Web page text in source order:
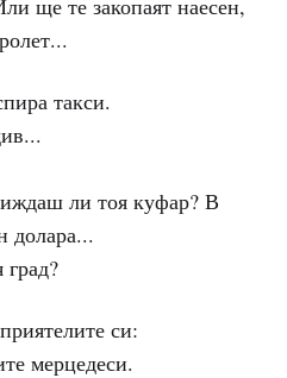
ще те закопаят наесен,
такси.
ли тоя куфар? В
долара...
си:
мерцедеси.